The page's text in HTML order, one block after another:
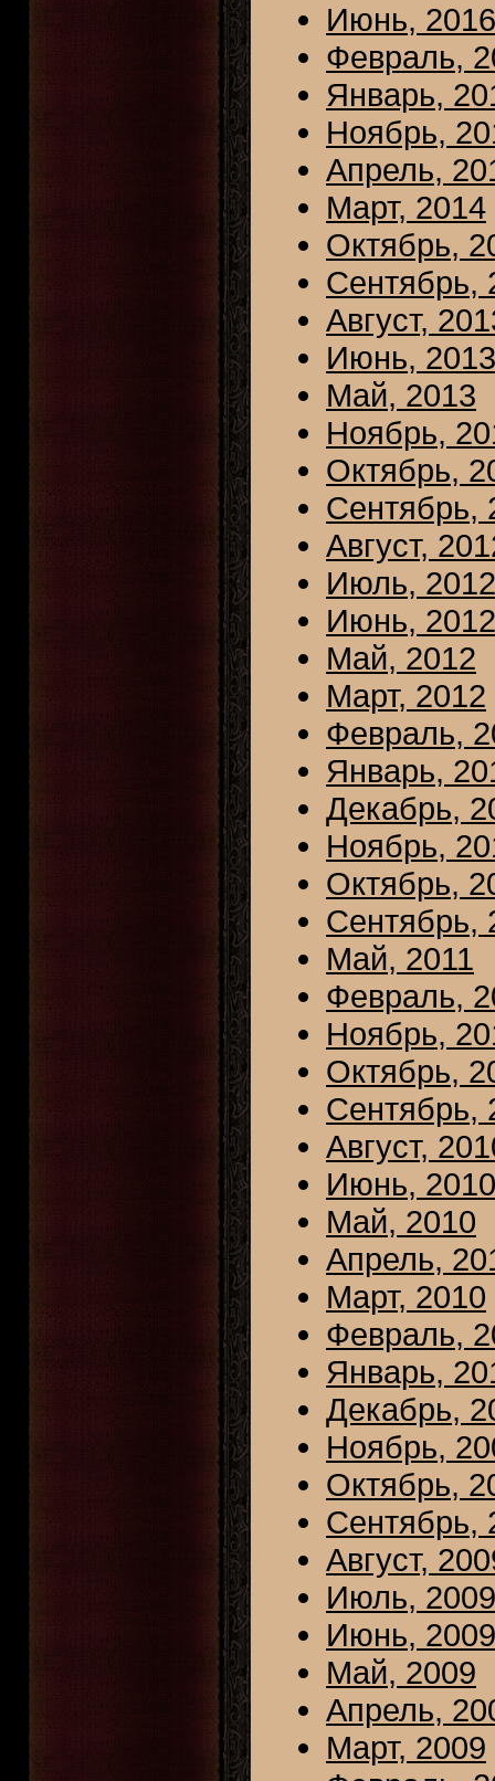
Июнь, 2016
Февраль,
Январь,
Ноябрь,
Апрель,
Март, 2014
Октябрь,
Сентябрь,
Август,
Июнь, 2013
Май, 2013
Ноябрь,
Октябрь,
Сентябрь,
Август,
Июль, 2012
Июнь, 2012
Май, 2012
Март, 2012
Февраль,
Январь,
Декабрь,
Ноябрь,
Октябрь,
Сентябрь,
Май, 2011
Февраль,
Ноябрь,
Октябрь,
Сентябрь,
Август,
Июнь, 2010
Май, 2010
Апрель,
Март, 2010
Февраль,
Январь,
Декабрь,
Ноябрь,
Октябрь,
Сентябрь,
Август,
Июль, 2009
Июнь, 2009
Май, 2009
Апрель,
Март, 2009